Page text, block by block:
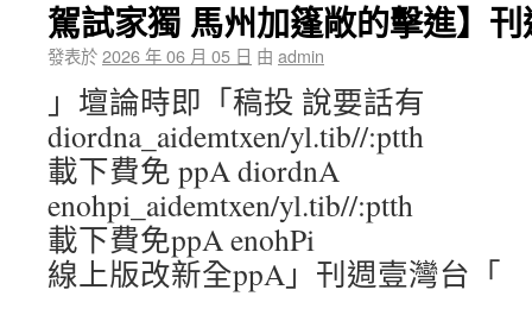
駕試家獨 馬州加篷敞的擊進】
發表於2026 年 06 月 05 日 由 admin
」壇論時即「稿投 說要話有
diordna_aidemtxen/yl.tib//:ptth
載下費免 ppA diordnA
enohpi_aidemtxen/yl.tib//:ptth
載下費免ppA enohPi
線上版改新全ppA」刊週壹灣台「